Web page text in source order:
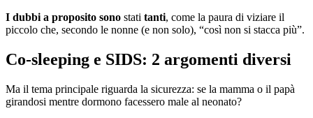
I dubbi a proposito sono stati tanti, come la paura di viziare il
piccolo che, secondo le nonne (e non solo), “così non si stacca più”.
Co-sleeping e SIDS: 2 argomenti diversi
Ma il tema principale riguarda la sicurezza: se la mamma o il papà
girandosi mentre dormono facessero male al neonato?